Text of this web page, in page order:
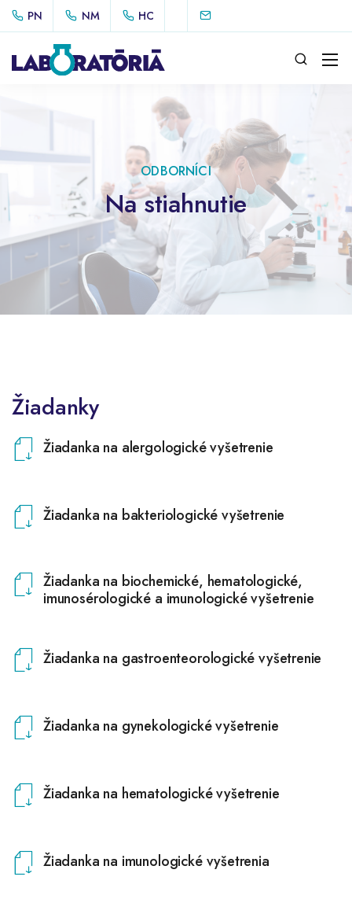
PN NM HC
ODBORNÍCI
Na stiahnutie
Žiadanky
Žiadanka na alergologické vyšetrenie
Žiadanka na bakteriologické vyšetrenie
Žiadanka na biochemické, hematologické,
imunosérologické a imunologické vyšetrenie
Žiadanka na gastroenteorologické vyšetrenie
Žiadanka na gynekologické vyšetrenie
Žiadanka na hematologické vyšetrenie
Žiadanka na imunologické vyšetrenia